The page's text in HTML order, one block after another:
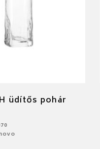
üdítős pohár